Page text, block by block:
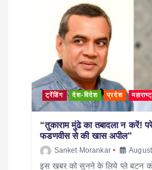
ट्रेंडिंग देश-विदेश प्रदेश
“तुकाराम मुंढे का तबादला न करें!
फडणवीस से की खास अपील”
Sanket Morankar
इस खबर को सुनने के लिये प्ले बटन